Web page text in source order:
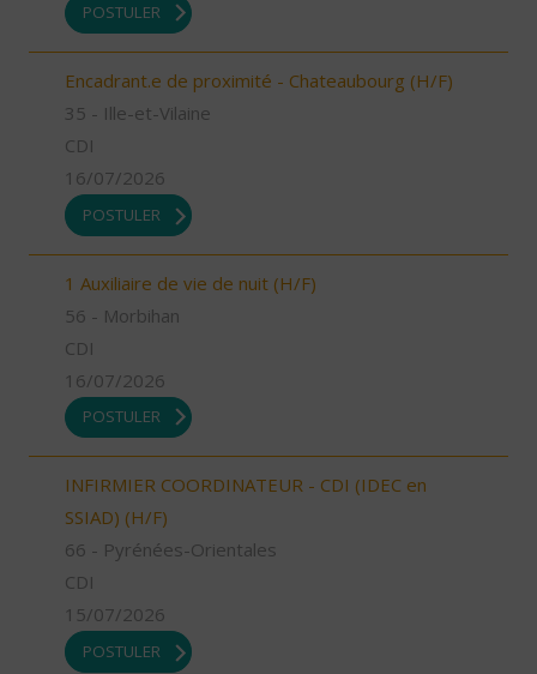
POSTULER
Encadrant.e de proximité - Chateaubourg (H/F)
35 - Ille-et-Vilaine
CDI
16/07/2026
POSTULER
1 Auxiliaire de vie de nuit (H/F)
56 - Morbihan
CDI
16/07/2026
POSTULER
INFIRMIER COORDINATEUR - CDI (IDEC en
SSIAD) (H/F)
66 - Pyrénées-Orientales
CDI
15/07/2026
POSTULER